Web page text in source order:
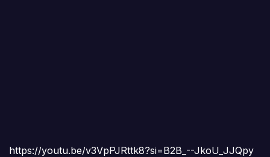
https://youtu.be/v3VpPJRttk8?si=B2B_--JkoU_JJQpy